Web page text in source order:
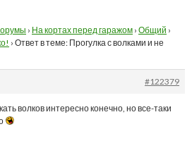
› На кортах перед гаражом › Общий ›
› Ответ в теме: Прогулка с волками и не
#122379
волков интересно конечно, но все-таки